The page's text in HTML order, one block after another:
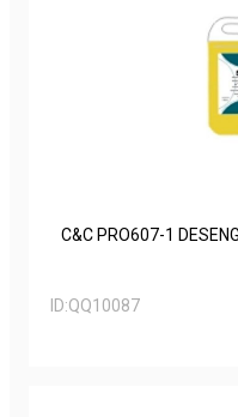
C&C PRO607-1
ID:QQ10087